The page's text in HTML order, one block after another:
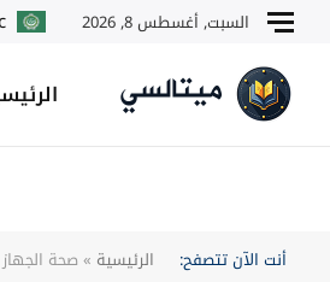
السبت, أغسطس 8, 2026
أنت الآن تتصفح: الرئيسية » صحة